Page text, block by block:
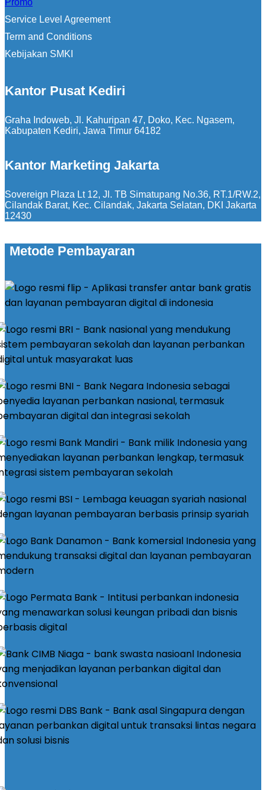
Promo
Service Level Agreement
Term and Conditions
Kebijakan SMKI
Kantor Pusat Kediri
Graha Indoweb, Jl. Kahuripan 47, Doko, Kec. Ngasem,
Kabupaten Kediri, Jawa Timur 64182
Kantor Marketing Jakarta
Sovereign Plaza Lt 12, Jl. TB Simatupang No.36, RT.1/RW.2,
Cilandak Barat, Kec. Cilandak, Jakarta Selatan, DKI Jakarta
12430
Metode Pembayaran